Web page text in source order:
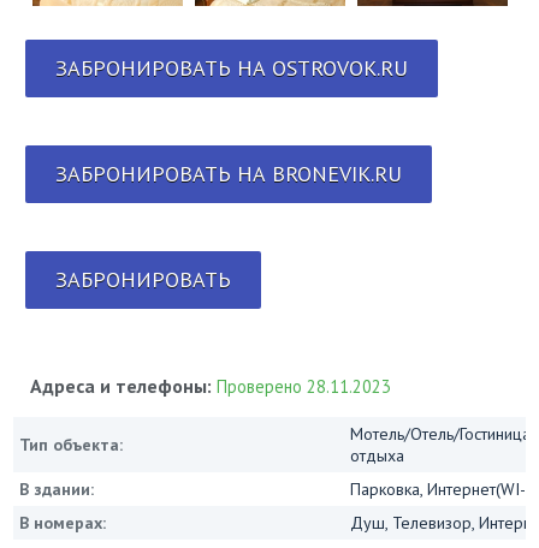
ЗАБРОНИРОВАТЬ НА OSTROVOK.RU
ЗАБРОНИРОВАТЬ НА BRONEVIK.RU
ЗАБРОНИРОВАТЬ
Адреса и телефоны:Проверено 28.11.2023
Тип объекта:
Мотель/Отель/
отдыха
В здании:
Парковка, Интернет(WI-
В номерах:
Душ, Телевизор,